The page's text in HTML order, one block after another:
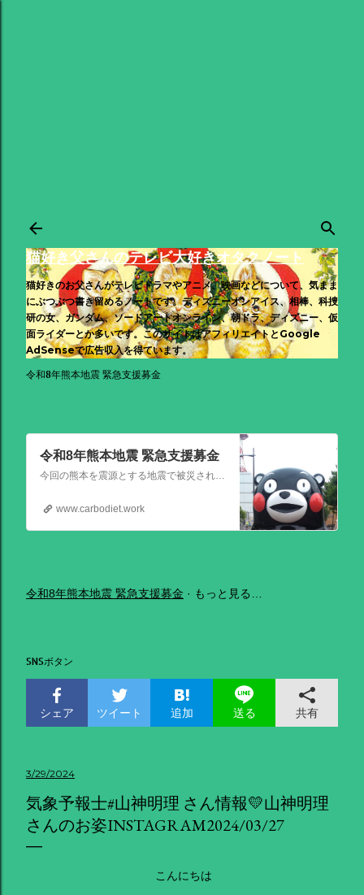
猫好き父さんのテレビ大好きオタクノート
猫好きのお父さんがテレビドラマやアニメ、映画などについて、気まま
にぶつぶつ書き留めるノートです。ディズニーオンアイス、相棒、科捜
研の女、ガンダム、ソードアートオンライン、朝ドラ、ディズニー、仮
面ライダーとか多いです。このサイトはアフィリエイトとGoogle
AdSenseで広告収入を得ています。
令和8年熊本地震 緊急支援募金
令和8年熊本地震 緊急支援募金
今回の熊本を震源とする地震で被災された皆さままだまだ余震も続き大変な時間を過ごされていると思います。心よりお見舞い申し上げます
www.carbodiet.work
令和8年熊本地震 緊急支援募金 もっと見る…
SNSボタン
シェア ツイート 追加 送る 共有
3/29/2024
気象予報士#山神明理 さん情報💛山神明理
さんのお姿INSTAGRAM2024/03/27
こんにちは